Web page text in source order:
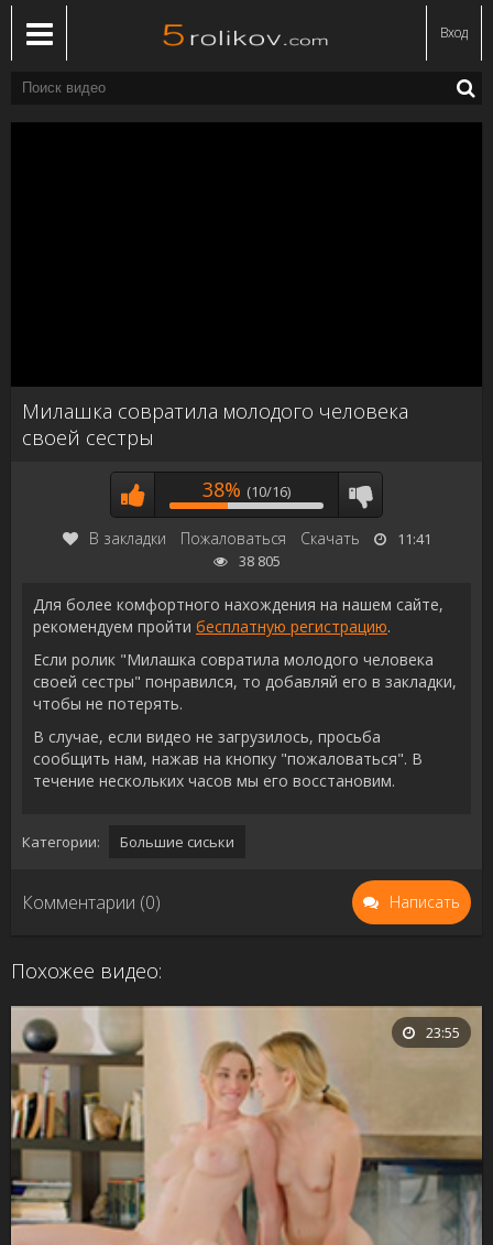
Вход
Милашка совратила молодого человека
своей сестры
38% (10/16)
В закладки Пожаловаться Скачать
11:41
38 805
Для более комфортного нахождения на нашем сайте,
рекомендуем пройти бесплатную регистрацию.
Если ролик "Милашка совратила молодого человека
своей сестры" понравился, то добавляй его в закладки,
чтобы не потерять.
В случае, если видео не загрузилось, просьба
сообщить нам, нажав на кнопку "пожаловаться". В
течение нескольких часов мы его восстановим.
Категории: Большие сиськи
Комментарии (0) Написать
Похожее видео:
23:55